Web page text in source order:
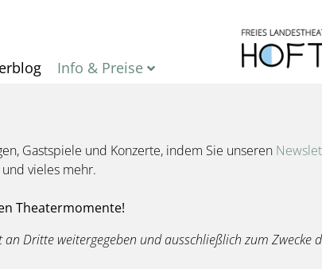
Info & Preise
Gastspiele und Konzerte, indem Sie unseren
vieles mehr.
Theatermomente!
Dritte weitergegeben und ausschließlich zum Zwecke